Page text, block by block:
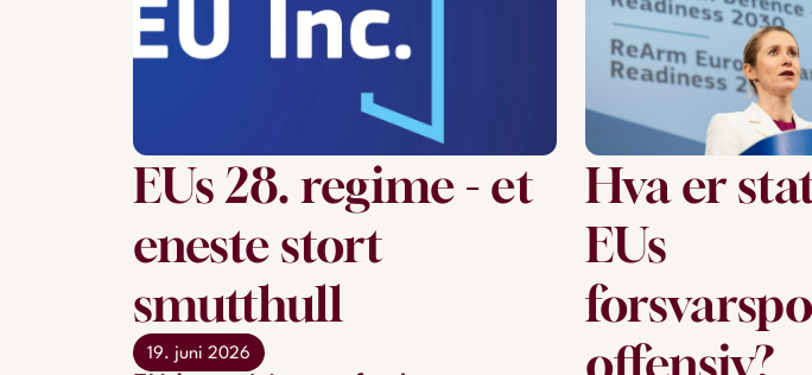
EUs 28. regime - et
eneste stort
smutthull
19. juni 2026
Hva er
EUs